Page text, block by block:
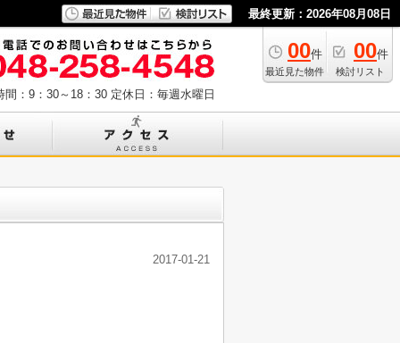
最終更新：2026年08月08日
00件
最近見た物件
00件
検討リスト
間：9：30～18：30 定休日：毎週水曜日
2017-01-21